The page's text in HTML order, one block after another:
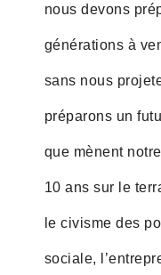
nous devons
générations à
sans nous
préparons un
que mènent
10 ans sur le
le civisme des
sociale,